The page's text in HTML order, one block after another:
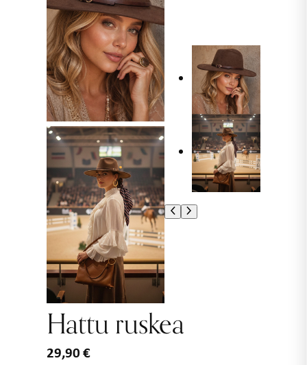
Hattu ruskea
29,90€